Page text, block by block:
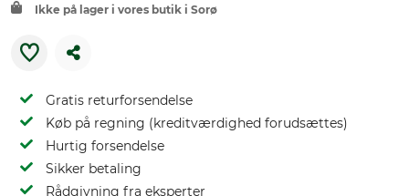
Ikke på lager i vores butik i Sorø
Gratis returforsendelse
Køb på regning (kreditværdighed forudsættes)
Hurtig forsendelse
Sikker betaling
Rådgivning fra eksperter